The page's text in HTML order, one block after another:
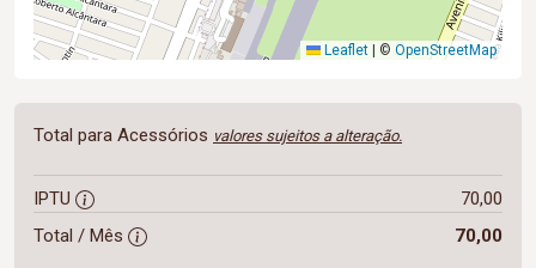
Leaflet © OpenStreetMap
Total para Acessórios valores sujeitos a alteração.
IPTU
70,00
Total / Mês
70,00